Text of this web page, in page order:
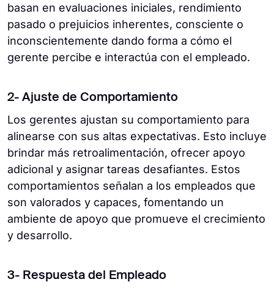
basan en evaluaciones iniciales, rendimiento
pasado o prejuicios inherentes, consciente o
inconscientemente dando forma a cómo el
gerente percibe e interactúa con el empleado.
2- Ajuste de Comportamiento
Los gerentes ajustan su comportamiento para
alinearse con sus altas expectativas. Esto incluye
brindar más retroalimentación, ofrecer apoyo
adicional y asignar tareas desafiantes. Estos
comportamientos señalan a los empleados que
son valorados y capaces, fomentando un
ambiente de apoyo que promueve el crecimiento
y desarrollo.
3- Respuesta del Empleado